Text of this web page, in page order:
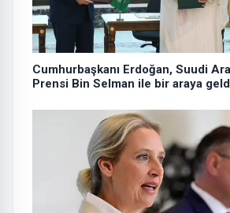
Cumhurbaşkanı Erdoğan, Suudi
Prensi Bin Selman ile bir araya